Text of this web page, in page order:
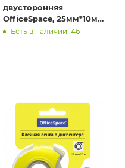
двусторонняя
OfficeSpace, 25мм*10м,
полипропилен
Есть в наличии: 46